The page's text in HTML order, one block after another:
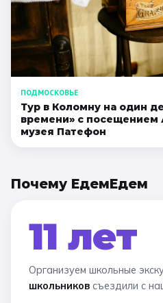
ПОДМОСКОВЬЕ
Тур в Коломну на один
времени» с посещением
музея Патефон
Почему ЕдемЕдем
11 лет
Организуем школьные
школьников съездили с